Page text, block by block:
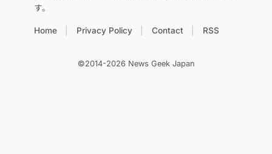
す。
Home Privacy Policy Contact RSS
©2014-2026 News Geek Japan